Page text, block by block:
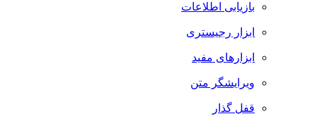
بازیابی اطلاعات
ابزار رجیستری
ابزارهای مفید
ویرایشگر متن
قفل گذار